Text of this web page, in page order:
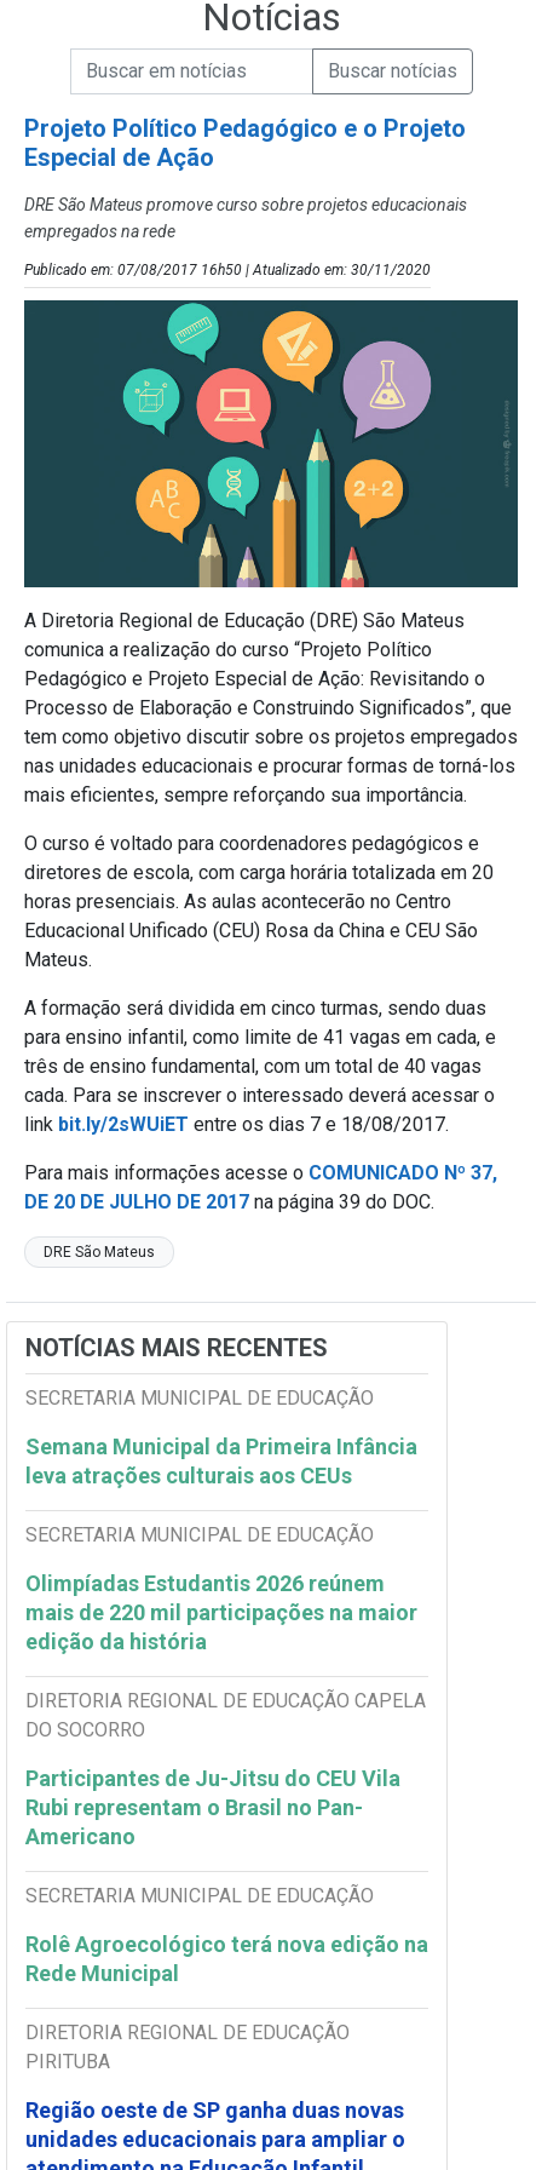
Notícias
Campo de Busca de Notícias
Campo de Busca de informaçõesEnviar a Busca de Notícias
Projeto Político Pedagógico e o Projeto
Especial de Ação
DRE São Mateus promove curso sobre projetos educacionais
empregados na rede
Publicado em: 07/08/2017 16h50 | Atualizado em: 30/11/2020
A Diretoria Regional de Educação (DRE) São Mateus
comunica a realização do curso “Projeto Político
Pedagógico e Projeto Especial de Ação: Revisitando o
Processo de Elaboração e Construindo Significados”, que
tem como objetivo discutir sobre os projetos empregados
nas unidades educacionais e procurar formas de torná-los
mais eficientes, sempre reforçando sua importância.
O curso é voltado para coordenadores pedagógicos e
diretores de escola, com carga horária totalizada em 20
horas presenciais. As aulas acontecerão no Centro
Educacional Unificado (CEU) Rosa da China e CEU São
Mateus.
A formação será dividida em cinco turmas, sendo duas
para ensino infantil, como limite de 41 vagas em cada, e
três de ensino fundamental, com um total de 40 vagas
cada. Para se inscrever o interessado deverá acessar o
link bit.ly/2sWUiET entre os dias 7 e 18/08/2017.
Para mais informações acesse o COMUNICADO Nº 37,
DE 20 DE JULHO DE 2017 na página 39 do DOC.
DRE São Mateus
NOTÍCIAS MAIS RECENTES
SECRETARIA MUNICIPAL DE EDUCAÇÃO
Semana Municipal da Primeira Infância
leva atrações culturais aos CEUs
SECRETARIA MUNICIPAL DE EDUCAÇÃO
Olimpíadas Estudantis 2026 reúnem
mais de 220 mil participações na maior
edição da história
DIRETORIA REGIONAL DE EDUCAÇÃO CAPELA
DO SOCORRO
Participantes de Ju-Jitsu do CEU Vila
Rubi representam o Brasil no Pan-
Americano
SECRETARIA MUNICIPAL DE EDUCAÇÃO
Rolê Agroecológico terá nova edição na
Rede Municipal
DIRETORIA REGIONAL DE EDUCAÇÃO
PIRITUBA
Região oeste de SP ganha duas novas
unidades educacionais para ampliar o